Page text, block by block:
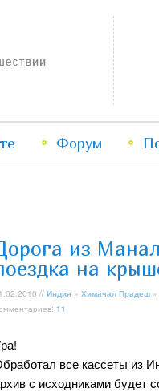
Форум
из
на
// Индия » Химачал Прадеш »
11
все кассеты из
с исходниками будет